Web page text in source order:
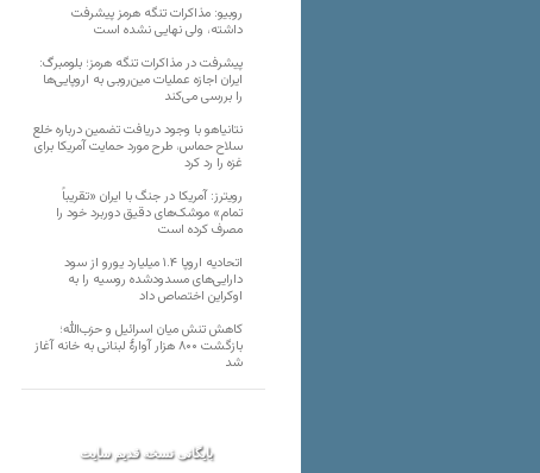
روبیو: مذاکرات تنگه هرمز پیشرفت
داشته، ولی نهایی نشده است
پیشرفت در مذاکرات تنگه هرمز؛ بلومبرگ:
ایران اجازه عملیات مین‌روبی به اروپایی‌ها
را بررسی می‌کند
نتانیاهو با وجود دریافت تضمین درباره خلع
سلاح حماس، طرح مورد حمایت آمریکا برای
غزه را رد کرد
رویترز: آمریکا در جنگ با ایران «تقریباً
تمام» موشک‌های دقیق دوربرد خود را
مصرف کرده است
اتحادیه اروپا ۱.۴ میلیارد یورو از سود
دارایی‌های مسدودشده روسیه را به
اوکراین ‏اختصاص داد
کاهش تنش میان اسرائیل و حزب‌الله؛
بازگشت ۸۰۰ هزار آوارۀ لبنانی به خانه‌ آغاز
شد
بایگانی نسخه قدیم سایت